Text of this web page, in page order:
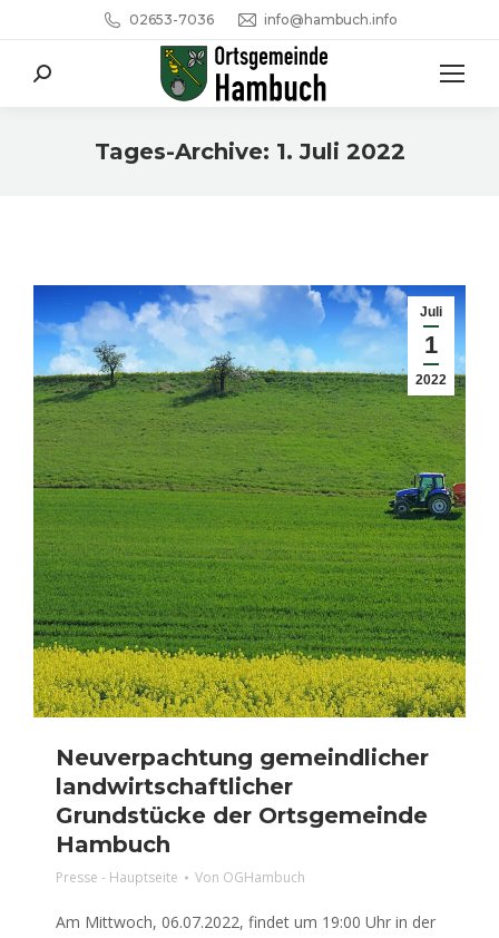
02653-7036 info@hambuch.info
Search:
Tages-Archive: 1. Juli 2022
Juli
1
2022
Neuverpachtung gemeindlicher
landwirtschaftlicher
Grundstücke der Ortsgemeinde
Hambuch
Presse - Hauptseite Von OGHambuch
Am Mittwoch, 06.07.2022, findet um 19:00 Uhr in der